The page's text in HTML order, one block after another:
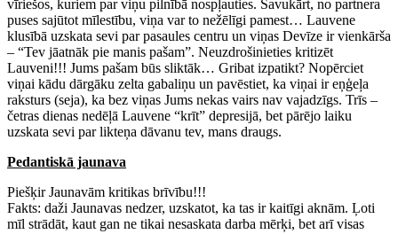
vīriešos, kuriem par viņu pilnībā nospļauties. Savukārt, no partnera
puses sajūtot mīlestību, viņa var to nežēlīgi pamest… Lauvene
klusībā uzskata sevi par pasaules centru un viņas Devīze ir vienkārša
– “Tev jāatnāk pie manis pašam”. Neuzdrošinieties kritizēt
Lauveni!!! Jums pašam būs sliktāk… Gribat izpatikt? Nopērciet
viņai kādu dārgāku zelta gabaliņu un pavēstiet, ka viņai ir eņģeļa
raksturs (seja), ka bez viņas Jums nekas vairs nav vajadzīgs. Trīs –
četras dienas nedēļā Lauvene “krīt” depresijā, bet pārējo laiku
uzskata sevi par likteņa dāvanu tev, mans draugs.
Pedantiskā jaunava
Piešķir Jaunavām kritikas brīvību!!!
Fakts: daži Jaunavas nedzer, uzskatot, ka tas ir kaitīgi aknām. Ļoti
mīl strādāt, kaut gan ne tikai nesaskata darba mērķi, bet arī visas